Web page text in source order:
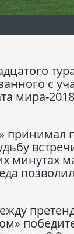
с
мира-
принимал
минутах